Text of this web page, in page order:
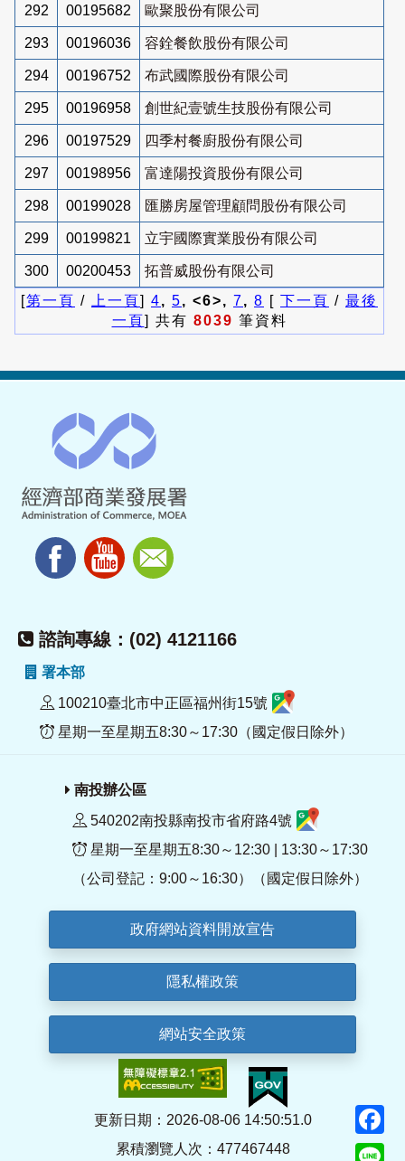
292 00195682 歐聚股份有限公司
293 00196036 容銓餐飲股份有限公司
294 00196752 布武國際股份有限公司
295 00196958 創世紀壹號生技股份有限公司
296 00197529 四季村餐廚股份有限公司
297 00198956 富達陽投資股份有限公司
298 00199028 匯勝房屋管理顧問股份有限公司
299 00199821 立宇國際實業股份有限公司
300 00200453
拓普威股份有限公司
[第一頁 / 上一頁] 4, 5, <6>, 7, 8 [ 下一頁 / 最後
一頁] 共有 8039 筆資料
諮詢專線：(02) 4121166
署本部
100210臺北市中正區福州街15號
星期一至星期五8:30～17:30（國定假日除外）
南投辦公區
540202南投縣南投市省府路4號
星期一至星期五8:30～12:30 | 13:30～17:30
（公司登記：9:00～16:30）（國定假日除外）
政府網站資料開放宣告
隱私權政策
網站安全政策
更新日期：2026-08-06 14:50:51.0
累積瀏覽人次：477467448